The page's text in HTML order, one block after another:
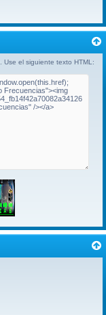
. Use el siguiente texto HTML: